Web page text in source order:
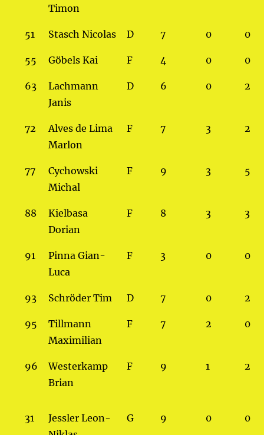
Timon
51 Stasch Nicolas D 7 0 0
55 Göbels Kai F 4 0 0
63
Lachmann
Janis
D 6 0 2
72
Alves de Lima
Marlon
F 7 3 2
77
Cychowski
Michal
F 9 3 5
88
Kielbasa
Dorian
F 8 3 3
91
Pinna Gian-
Luca
F 3 0 0
93 Schröder Tim D 7 0 2
95
Tillmann
Maximilian
F 7 2 0
96
Westerkamp
Brian
F 9 1 2
31
Jessler Leon-
G 9 0 0